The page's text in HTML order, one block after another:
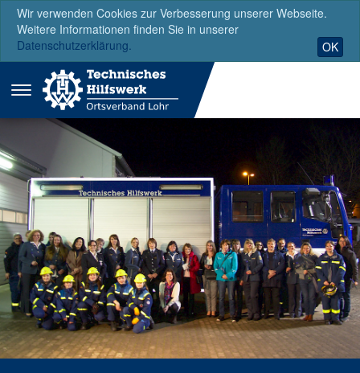
Wir verwenden Cookies zur Verbesserung unserer Webseite.
Weitere Informationen finden Sie in unserer
Datenschutzerklärung.
OK
Menü
ausklappen